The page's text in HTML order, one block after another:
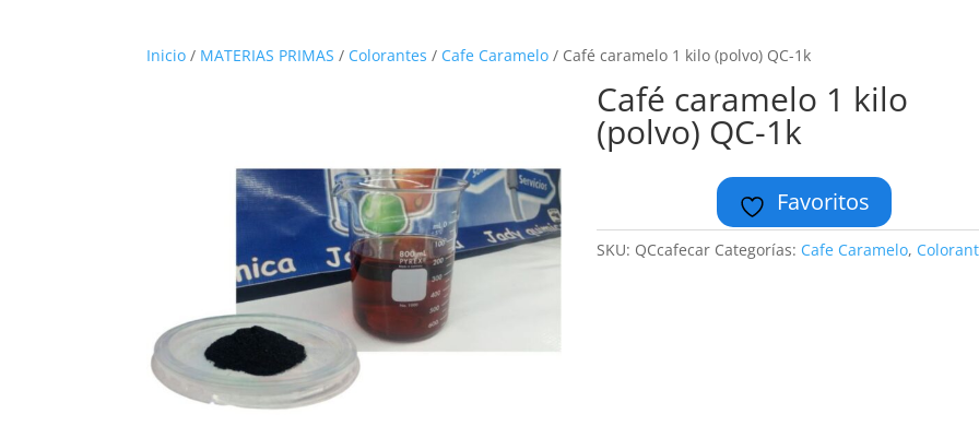
Inicio / MATERIAS PRIMAS / Colorantes / Cafe Caramelo / Café caramelo 1 kilo (polvo) QC-1k
Café caramelo 1 kilo
(polvo) QC-1k
Favoritos
SKU: QCcafecar Categorías: Cafe Caramelo,